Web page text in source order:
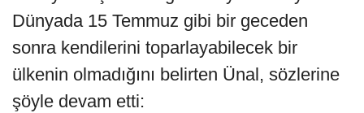
Dünyada 15 Temmuz gibi bir geceden
sonra kendilerini toparlayabilecek bir
ülkenin olmadığını belirten Ünal, sözlerine
şöyle devam etti: